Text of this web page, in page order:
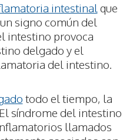
intestinal que
signo común del
intestino provoca
delgado y el
del intestino.
todo el tiempo, la
síndrome del intestino
llamados